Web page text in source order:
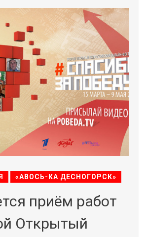
«АВОСЬ-КА ДЕСНОГОРСК»
приём работ
Открытый